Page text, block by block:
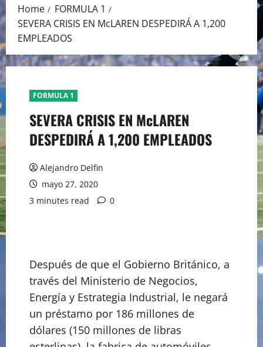
Home
FORMULA 1
SEVERA CRISIS EN McLAREN DESPEDIRÁ A 1,200
EMPLEADOS
FORMULA 1
SEVERA CRISIS EN McLAREN
DESPEDIRÁ A 1,200 EMPLEADOS
Alejandro Delfin
mayo 27, 2020
3 minutes read
0
Después de que el Gobierno Británico, a
través del Ministerio de Negocios,
Energía y Estrategia Industrial, le negará
un préstamo por 186 millones de
dólares (150 millones de libras